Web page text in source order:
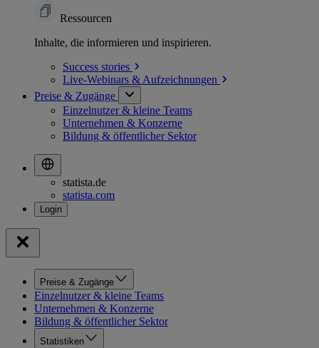
Ressourcen
Inhalte, die informieren und inspirieren.
Success stories
Live-Webinars & Aufzeichnungen
Preise & Zugänge
Einzelnutzer & kleine Teams
Unternehmen & Konzerne
Bildung & öffentlicher Sektor
statista.de
statista.com
Preise & Zugänge
Einzelnutzer & kleine Teams
Unternehmen & Konzerne
Bildung & öffentlicher Sektor
Statistiken